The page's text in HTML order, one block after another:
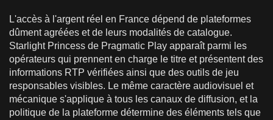
L'accès à l'argent réel en France dépend de plateformes
dûment agréées et de leurs modalités de catalogue.
Starlight Princess de Pragmatic Play apparaît parmi les
opérateurs qui prennent en charge le titre et présentent des
informations RTP vérifiées ainsi que des outils de jeu
responsables visibles. Le même caractère audiovisuel et
mécanique s'applique à tous les canaux de diffusion, et la
politique de la plateforme détermine des éléments tels que